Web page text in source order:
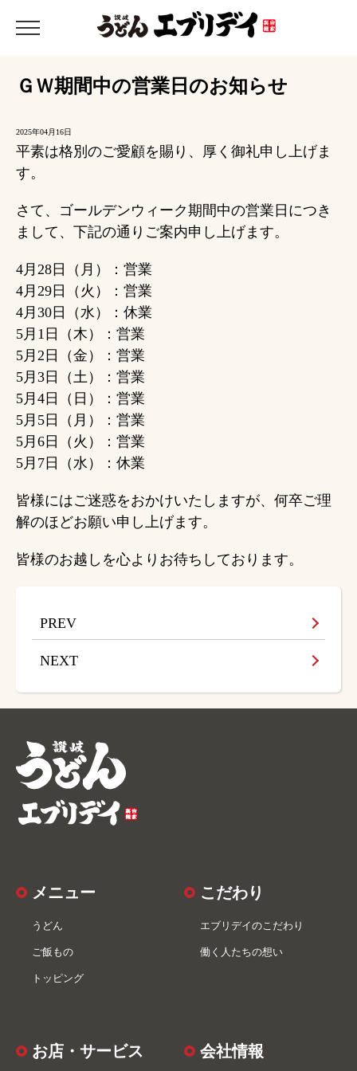
ＧＷ期間中の営業日のお知らせ
2025年04月16日
平素は格別のご愛顧を賜り、厚く御礼申し上げま
す。
さて、ゴールデンウィーク期間中の営業日につき
まして、下記の通りご案内申し上げます。
4月28日（月）：営業
4月29日（火）：営業
4月30日（水）：休業
5月1日（木）：営業
5月2日（金）：営業
5月3日（土）：営業
5月4日（日）：営業
5月5日（月）：営業
5月6日（火）：営業
5月7日（水）：休業
皆様にはご迷惑をおかけいたしますが、何卒ご理
解のほどお願い申し上げます。
皆様のお越しを心よりお待ちしております。
PREV
NEXT
メニュー
うどん
ご飯もの
トッピング
こだわり
エブリデイのこだわり
働く人たちの想い
お店・サービス 会社情報